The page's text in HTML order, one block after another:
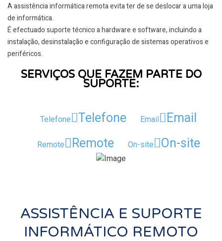
A assistência informática remota evita ter de se deslocar a uma loja
de informática.
É efectuado suporte técnico a hardware e software, incluindo a
instalação, desinstalação e configuração de sistemas operativos e
periféricos.
SERVIÇOS QUE FAZEM PARTE DO
SUPORTE:
Telefone Telefone Email Email
Remote Remote On-site On-site
ASSISTÊNCIA E SUPORTE
INFORMÁTICO REMOTO